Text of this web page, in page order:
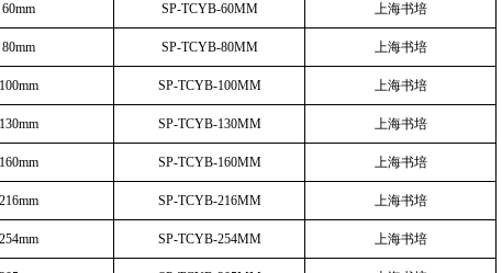
60mm SP-TCYB-60MM 上海书培
80mm SP-TCYB-80MM 上海书培
100mm SP-TCYB-100MM 上海书培
130mm SP-TCYB-130MM 上海书培
160mm SP-TCYB-160MM 上海书培
216mm SP-TCYB-216MM 上海书培
254mm SP-TCYB-254MM 上海书培